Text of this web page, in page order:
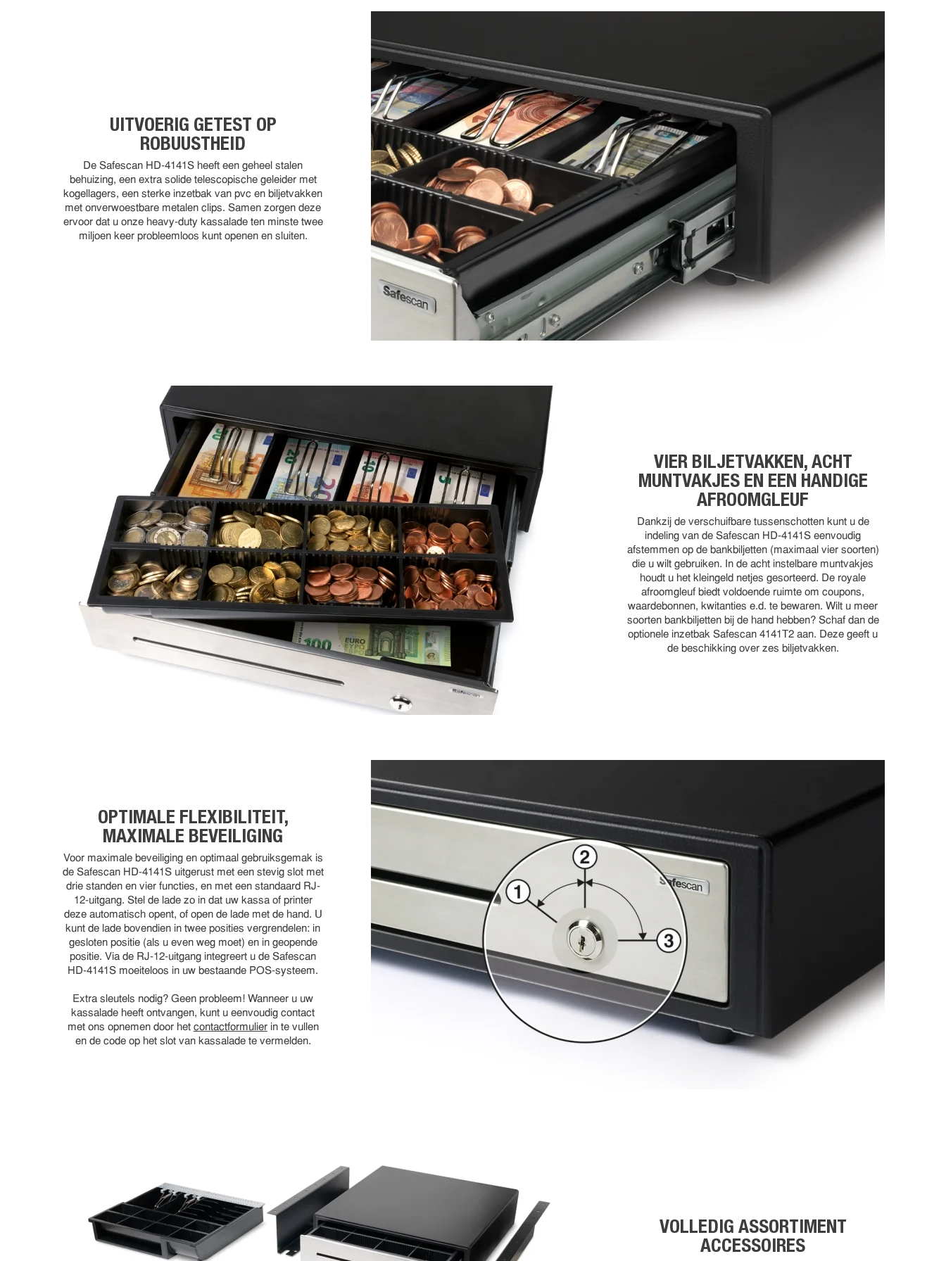
UITVOERIG GETEST OP
ROBUUSTHEID
De Safescan HD-4141S heeft een geheel stalen
behuizing, een extra solide telescopische geleider met
kogellagers, een sterke inzetbak van pvc en biljetvakken
met onverwoestbare metalen clips. Samen zorgen deze
ervoor dat u onze heavy-duty kassalade ten minste twee
miljoen keer probleemloos kunt openen en sluiten.
VIER BILJETVAKKEN, ACHT
MUNTVAKJES EN EEN HANDIGE
AFROOMGLEUF
Dankzij de verschuifbare tussenschotten kunt u de
indeling van de Safescan HD-4141S eenvoudig
afstemmen op de bankbiljetten (maximaal vier soorten)
die u wilt gebruiken. In de acht instelbare muntvakjes
houdt u het kleingeld netjes gesorteerd. De royale
afroomgleuf biedt voldoende ruimte om coupons,
waardebonnen, kwitanties e.d. te bewaren. Wilt u meer
soorten bankbiljetten bij de hand hebben? Schaf dan de
optionele inzetbak Safescan 4141T2 aan. Deze geeft u
de beschikking over zes biljetvakken.
OPTIMALE FLEXIBILITEIT,
MAXIMALE BEVEILIGING
Voor maximale beveiliging en optimaal gebruiksgemak is
de Safescan HD-4141S uitgerust met een stevig slot met
drie standen en vier functies, en met een standaard RJ-
12-uitgang. Stel de lade zo in dat uw kassa of printer
deze automatisch opent, of open de lade met de hand. U
kunt de lade bovendien in twee posities vergrendelen: in
gesloten positie (als u even weg moet) en in geopende
positie. Via de RJ-12-uitgang integreert u de Safescan
HD-4141S moeiteloos in uw bestaande POS-systeem.
Extra sleutels nodig? Geen probleem! Wanneer u uw
kassalade heeft ontvangen, kunt u eenvoudig contact
met ons opnemen door het contactformulierin te vullen
en de code op het slot van kassalade te vermelden.
VOLLEDIG ASSORTIMENT
ACCESSOIRES